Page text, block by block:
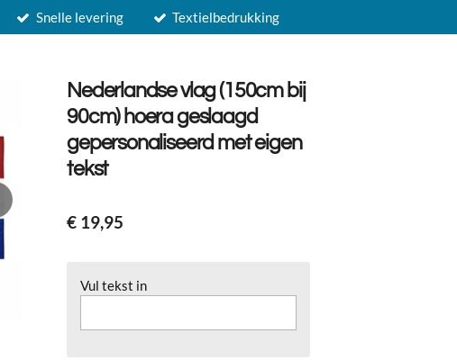
Snelle levering Textielbedrukking
Nederlandse vlag (150cm bij
90cm) hoera geslaagd
gepersonaliseerd met eigen
tekst
€ 19,95
Vul tekst in